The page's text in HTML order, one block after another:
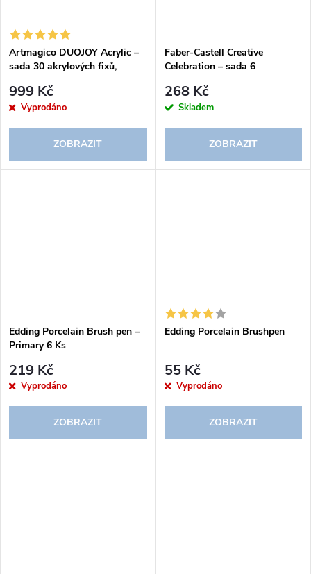
Artmagico DUOJOY Acrylic –
sada 30 akrylových fixů,
999 Kč
Vyprodáno
ZOBRAZIT
Faber-Castell Creative
Celebration – sada 6
268 Kč
Skladem
ZOBRAZIT
Edding Porcelain Brush pen –
Primary 6 Ks
219 Kč
Vyprodáno
ZOBRAZIT
Edding Porcelain Brushpen
55 Kč
Vyprodáno
ZOBRAZIT